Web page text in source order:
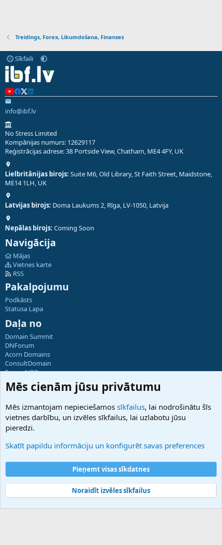
Treidings, Forex, Likumdošana, Finanses
Sīkfaili
info@ibf.lv
No Stress Limited
Kompānijas numurs: 12629117
Reģistrācijas adrese: 38 Portside View, Chatham, ME4 4FY, UK
Lielbritānijas birojs: Suite M6, Old Library, St Faith Street, Maidstone,
ME14 1LH, UK
Latvijas birojs: Doma Laukums 2, Rīga, LV-1050, Latvija
Nepālas birojs: Coming Soon
Navigācija
Mājas
Vietnes karte
RSS
Pakalpojumu
Podkāsts
Statusa Lapa
Daļa no
Domain Summit
DNForum
Acorn Domains
ConsultDomain
ForumNDD
Domainforum.ro
27.be
Hostmaria
Atbalsts
Palīdzība
Noteikumi un nosacījumi
Privātuma politika
Community platform by XenForo® © 2010-2025 XenForo Ltd.
Mēs cienām jūsu privātumu
Mēs izmantojam nepieciešamos sīkfailus, lai nodrošinātu šīs
vietnes darbību, un izvēles sīkfailus, lai uzlabotu jūsu
pieredzi.
Skatīt papildu informāciju un konfigurēt savas preferences
Pieņemt visas sīkdatnes
Noraidīt izvēles sīkfailus